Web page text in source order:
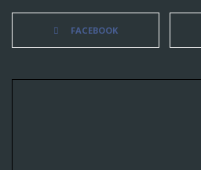
FACEBOOK